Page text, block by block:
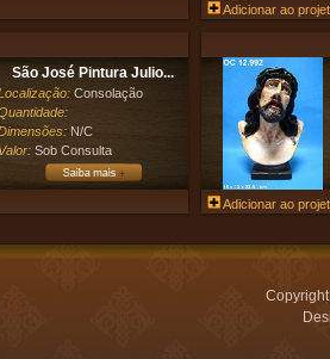
Adicionar ao
São José Pintura Julio...
Consolação
N/C
Valor: Sob Consulta
Adicionar ao